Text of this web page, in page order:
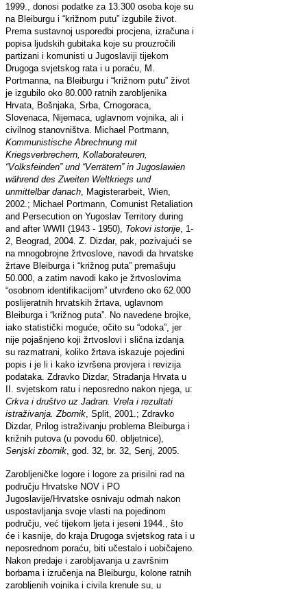
1999., donosi podatke za 13.300 osoba koje su
na Bleiburgu i “križnom putu” izgubile život.
Prema sustavnoj usporedbi procjena, izračuna i
popisa ljudskih gubitaka koje su prouzročili
partizani i komunisti u Jugoslaviji tijekom
Drugoga svjetskog rata i u poraću, M.
Portmanna, na Bleiburgu i “križnom putu” život
je izgubilo oko 80.000 ratnih zarobljenika
Hrvata, Bošnjaka, Srba, Crnogoraca,
Slovenaca, Nijemaca, uglavnom vojnika, ali i
civilnog stanovništva. Michael Portmann,
Kommunistische Abrechnung mit
Kriegsverbrechern, Kollaborateuren,
“Volksfeinden”und “Verrätern”in Jugoslawien
während des Zweiten Weltkriegs und
unmittelbar danach , Magisterarbeit, Wien,
2002.; Michael Portmann, Comunist Retaliation
and Persecution on Yugoslav Territory during
and after WWII (1943 - 1950), Tokovi istorije , 1-
2, Beograd, 2004. Z. Dizdar, pak, pozivajući se
na mnogobrojne žrtvoslove, navodi da hrvatske
žrtave Bleiburga i “križnog puta” premašuju
50.000, a zatim navodi kako je žrtvoslovima
“osobnom identifikacijom” utvrđeno oko 62.000
poslijeratnih hrvatskih žrtava, uglavnom
Bleiburga i “križnog puta”. No navedene brojke,
iako statistički moguće, očito su “odoka”, jer
nije pojašnjeno koji žrtvoslovi i slična izdanja
su razmatrani, koliko žrtava iskazuje pojedini
popis i je li i kako izvršena provjera i revizija
podataka. Zdravko Dizdar, Stradanja Hrvata u
II. svjetskom ratu i neposredno nakon njega, u:
Crkva i društvo uz Jadran. Vrela i rezultati
istraživanja. Zbornik , Split, 2001.; Zdravko
Dizdar, Prilog istraživanju problema Bleiburga i
križnih putova (u povodu 60. obljetnice),
Senjski zbornik , god. 32, br. 32, Senj, 2005.
Zarobljeničke logore i logore za prisilni rad na
području Hrvatske NOV i PO
Jugoslavije/Hrvatske osnivaju odmah nakon
uspostavljanja svoje vlasti na pojedinom
području, već tijekom ljeta i jeseni 1944., što
će i kasnije, do kraja Drugoga svjetskog rata i u
neposrednom poraću, biti učestalo i uobičajeno.
Nakon predaje i zarobljavanja u završnim
borbama i izručenja na Bleiburgu, kolone ratnih
zarobljenih vojnika i civila krenule su, u